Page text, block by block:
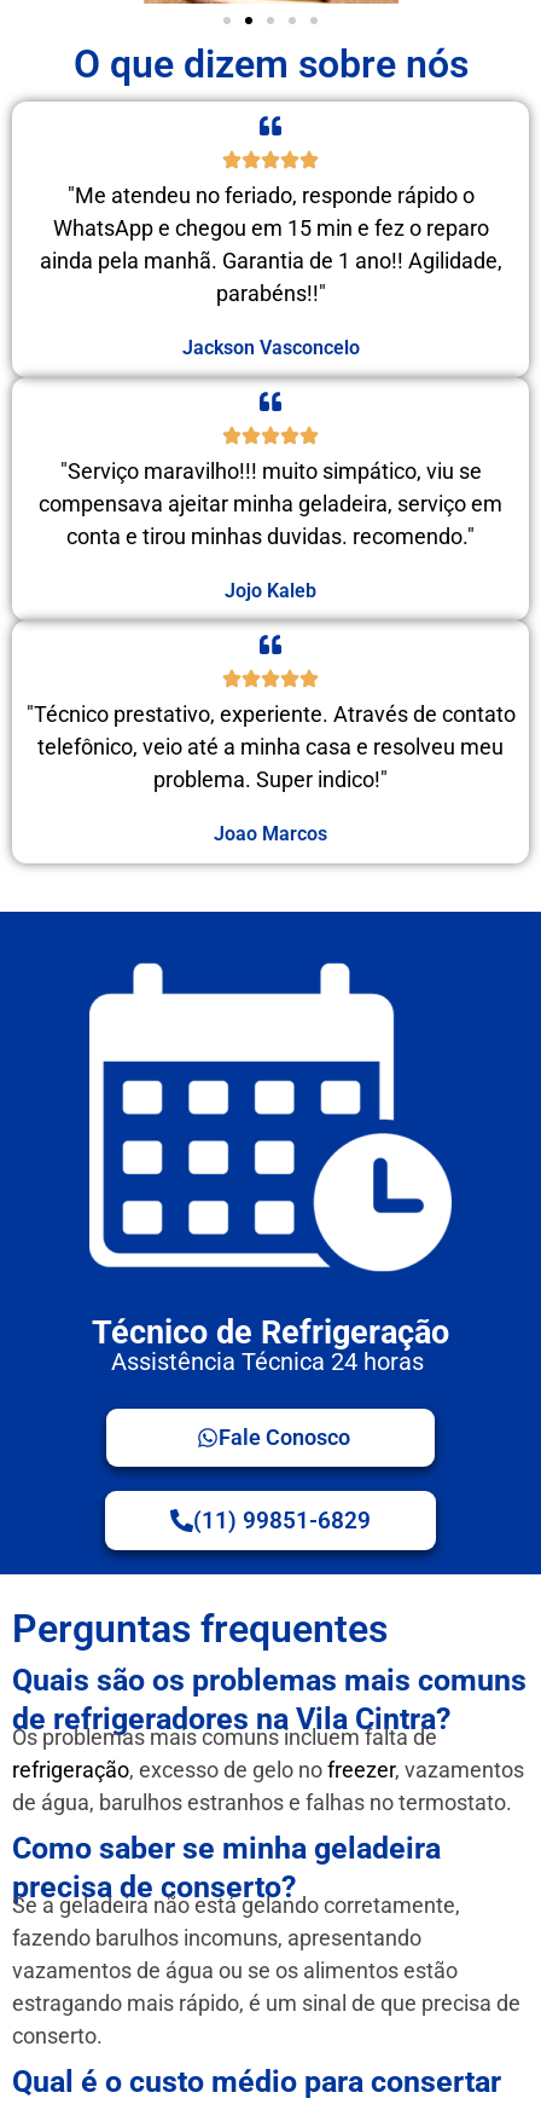
O que dizem sobre nós
"Me atendeu no feriado, responde rápido o
WhatsApp e chegou em 15 min e fez o reparo
ainda pela manhã. Garantia de 1 ano!! Agilidade,
parabéns!!"
Jackson Vasconcelo
"Serviço maravilho!!! muito simpático, viu se
compensava ajeitar minha geladeira, serviço em
conta e tirou minhas duvidas. recomendo."
Jojo Kaleb
"Técnico prestativo, experiente. Através de contato
telefônico, veio até a minha casa e resolveu meu
problema. Super indico!"
Joao Marcos
Técnico de Refrigeração
Assistência Técnica 24 horas
Fale Conosco
(11) 99851-6829
Perguntas frequentes
Quais são os problemas mais comuns
de refrigeradores na Vila Cintra?
Os problemas mais comuns incluem falta de
refrigeração, excesso de gelo nofreezer, vazamentos
de água, barulhos estranhos e falhas no termostato.
Como saber se minha geladeira
precisa de conserto?
Se a geladeira não está gelando corretamente,
fazendo barulhos incomuns, apresentando
vazamentos de água ou se os alimentos estão
estragando mais rápido, é um sinal de que precisa de
conserto.
Qual é o custo médio para consertar